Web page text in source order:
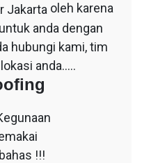
oleh karena
anda dengan
hubungi kami, tim
anda…..
!!!